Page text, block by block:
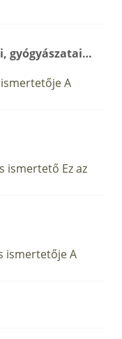
gyógyászatai…
A
ismertető Ez az
ismertetője A